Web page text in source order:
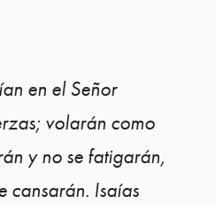
en el Señor
volarán como
y no se fatigarán,
cansarán. Isaías